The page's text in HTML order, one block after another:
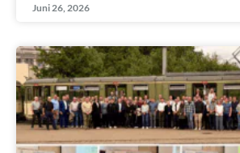
Juni 26, 2026